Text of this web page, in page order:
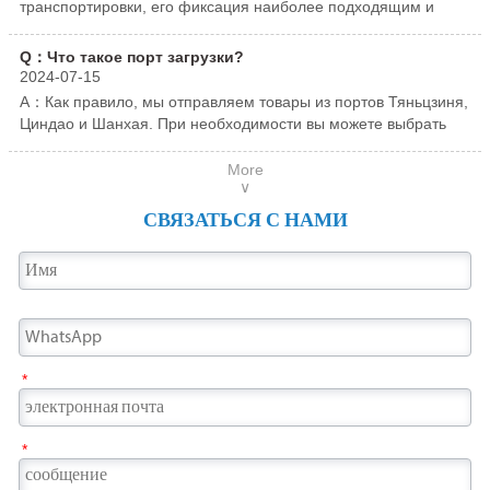
противопожарные двери и т. д.
кухонной утвари, сантехнике, потолках,
сериях из нержавеющей стали.
транспортировки, его фиксация наиболее подходящим и
транспортировки возникнут такие проблемы, как удары,
коррозия, царапины и т. д.
Q：Что такое порт загрузки?
2024-07-15
A：Как правило, мы отправляем товары из портов Тяньцзиня,
Циндао и Шанхая. При необходимости вы можете выбрать
More
∨
СВЯЗАТЬСЯ С НАМИ
*
*